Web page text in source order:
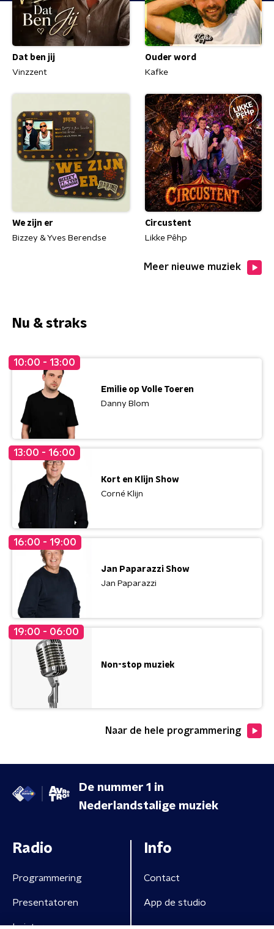
Dat ben jij
Vinzzent
Ouder word
Kafke
We zijn er
Bizzey & Yves Berendse
Circustent
Likke Pêhp
Meer nieuwe muziek
Nu & straks
10:00 - 13:00
Emilie op Volle Toeren
Danny Blom
13:00 - 16:00
Kort en Klijn Show
Corné Klijn
16:00 - 19:00
Jan Paparazzi Show
Jan Paparazzi
19:00 - 06:00
Non-stop muziek
Naar de hele programmering
De nummer 1 in
Nederlandstalige muziek
Radio
Programmering
Presentatoren
Luisteren
Info
Contact
App de studio